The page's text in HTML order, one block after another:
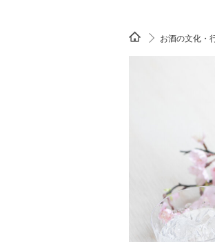
お酒の文化・